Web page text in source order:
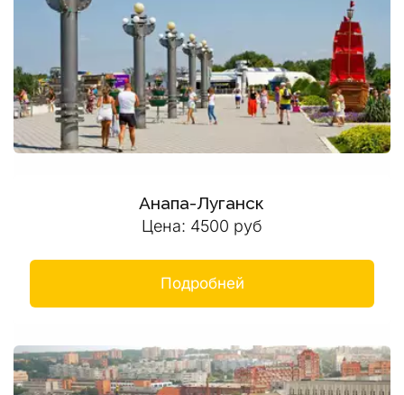
Анапа-Луганск
Цена: 4500 руб
Подробней